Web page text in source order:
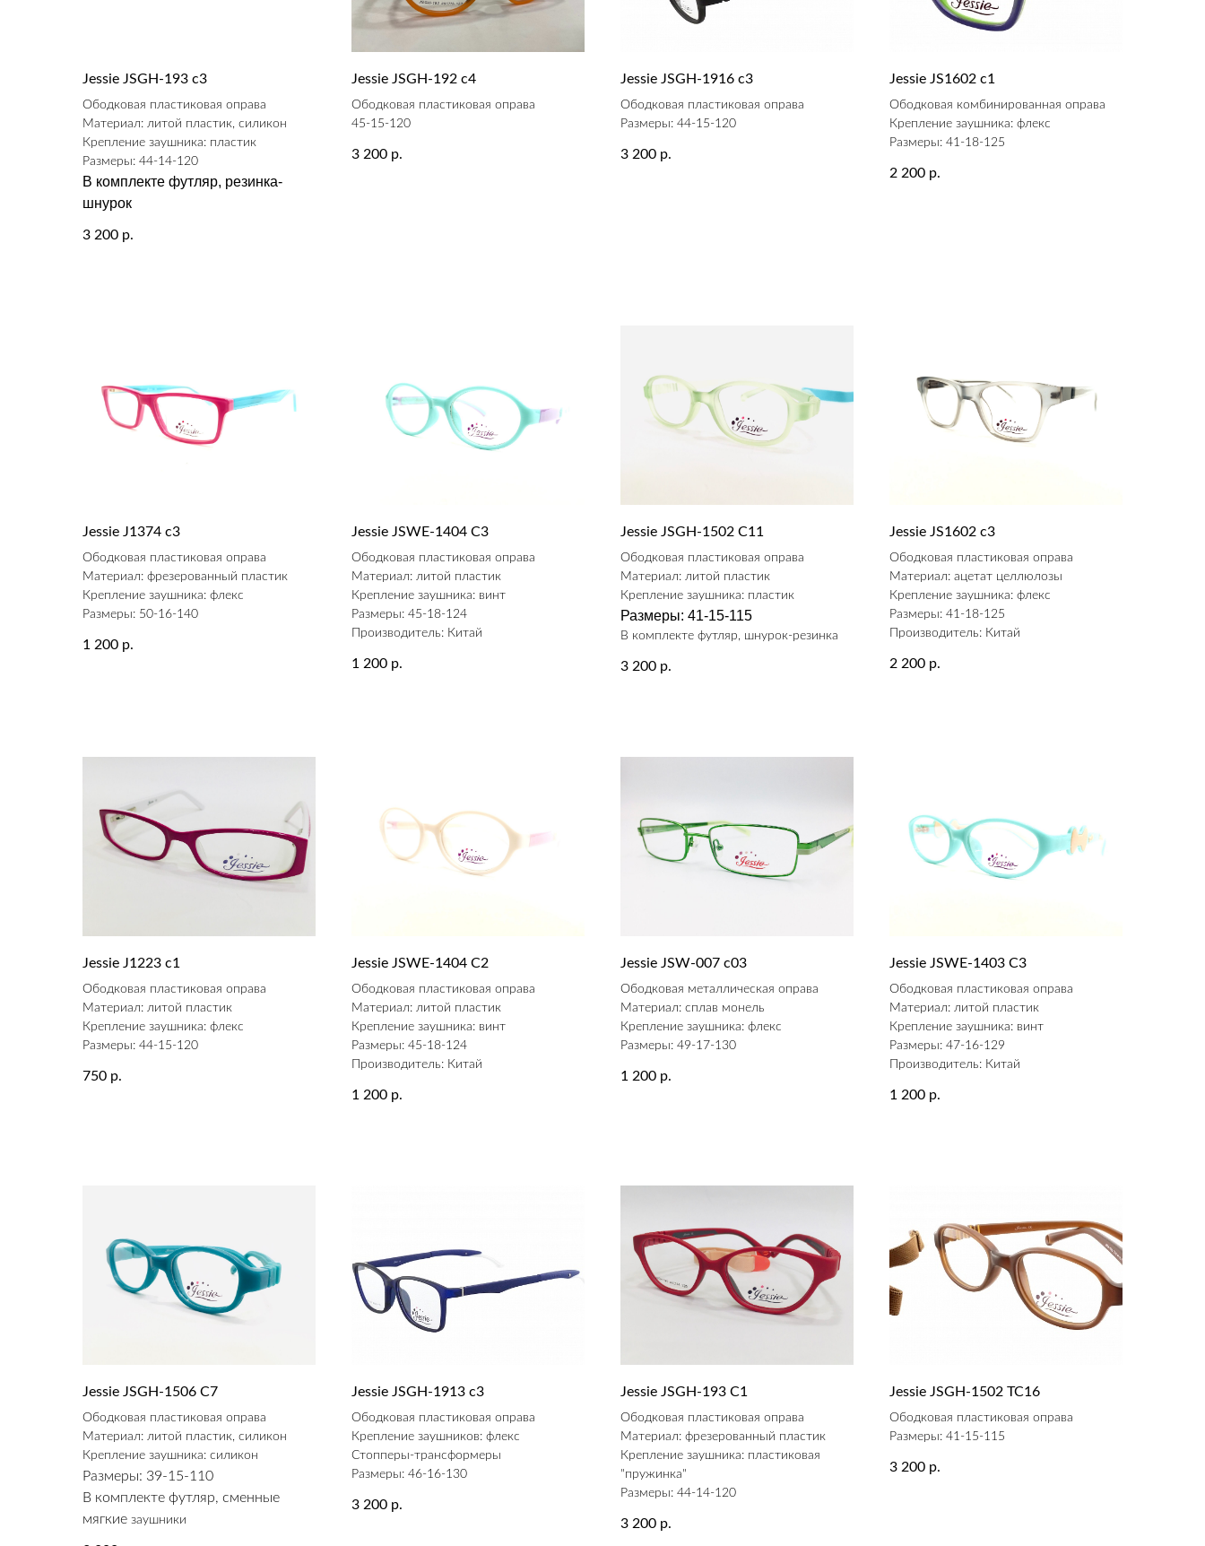
Jessie JSGH-193 c3
Ободковая пластиковая оправа
Материал: литой пластик, силикон
Крепление заушника: пластик
Размеры: 44-14-120
В комплекте футляр, резинка-
шнурок
3 200 р.
Jessie JSGH-192 c4
Ободковая пластиковая оправа
45-15-120
3 200 р.
Jessie JSGH-1916 c3
Ободковая пластиковая оправа
Размеры: 44-15-120
3 200 р.
Jessie JS1602 c1
Ободковая комбинированная оправа
Крепление заушника: флекс
Размеры: 41-18-125
2 200 р.
Jessie J1374 c3
Ободковая пластиковая оправа
Материал: фрезерованный пластик
Крепление заушника: флекс
Размеры: 50-16-140
1 200 р.
Jessie JSWE-1404 С3
Ободковая пластиковая оправа
Материал: литой пластик
Крепление заушника: винт
Размеры: 45-18-124
Производитель: Китай
1 200 р.
Jessie JSGH-1502 C11
Ободковая пластиковая оправа
Материал: литой пластик
Крепление заушника: пластик
Размеры: 41-15-115
В комплекте футляр, шнурок-резинка
3 200 р.
Jessie JS1602 c3
Ободковая пластиковая оправа
Материал: ацетат целлюлозы
Крепление заушника: флекс
Размеры: 41-18-125
Производитель: Китай
2 200 р.
Jessie J1223 c1
Ободковая пластиковая оправа
Материал: литой пластик
Крепление заушника: флекс
Размеры: 44-15-120
750 р.
Jessie JSWE-1404 С2
Ободковая пластиковая оправа
Материал: литой пластик
Крепление заушника: винт
Размеры: 45-18-124
Производитель: Китай
1 200 р.
Jessie JSW-007 c03
Ободковая металлическая оправа
Материал: сплав монель
Крепление заушника: флекс
Размеры: 49-17-130
1 200 р.
Jessie JSWE-1403 С3
Ободковая пластиковая оправа
Материал: литой пластик
Крепление заушника: винт
Размеры: 47-16-129
Производитель: Китай
1 200 р.
Jessie JSGH-1506 C7
Ободковая пластиковая оправа
Материал: литой пластик, силикон
Крепление заушника: силикон
Размеры: 39-15-110
В комплекте футляр, сменные
мягкие заушники
Jessie JSGH-1913 c3
Ободковая пластиковая оправа
Крепление заушников: флекс
Стопперы-трансформеры
Размеры: 46-16-130
3 200 р.
Jessie JSGH-193 C1
Ободковая пластиковая оправа
Материал: фрезерованный пластик
Крепление заушника: пластиковая
"пружинка"
Размеры: 44-14-120
3 200 р.
Jessie JSGH-1502 ТС16
Ободковая пластиковая оправа
Размеры: 41-15-115
3 200 р.